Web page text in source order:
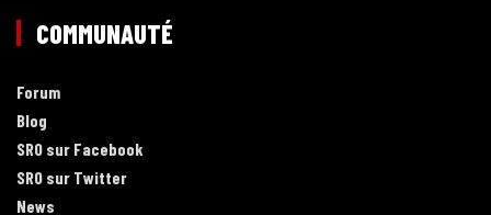
COMMUNAUTÉ
Forum
Blog
SRO sur Facebook
SRO sur Twitter
News